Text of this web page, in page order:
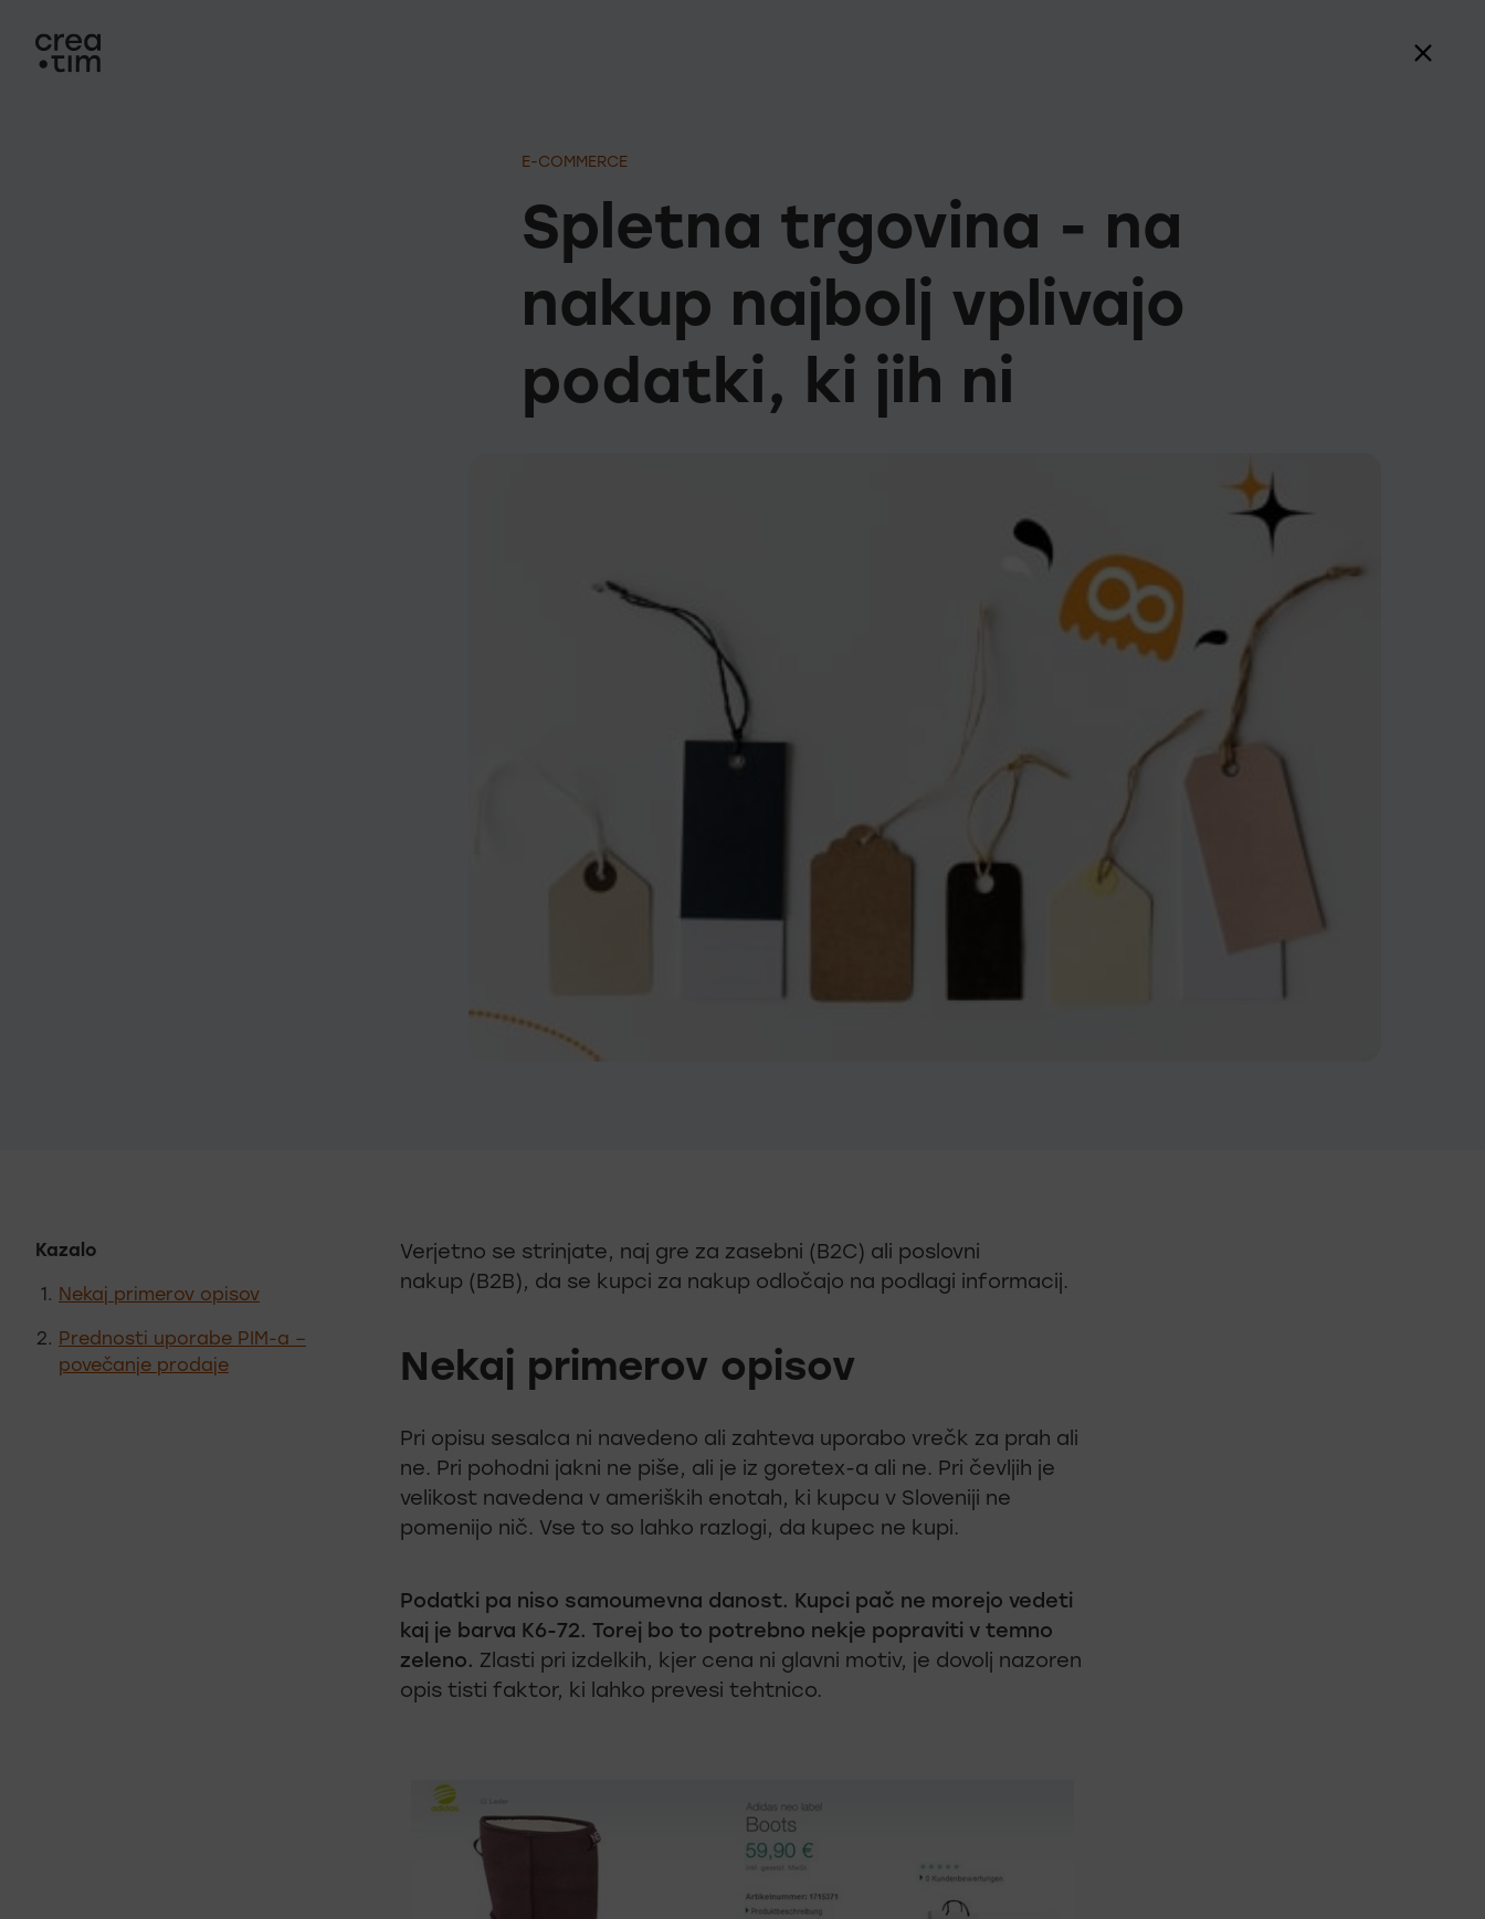
E-COMMERCE
Spletna trgovina - na
nakup najbolj vplivajo
podatki, ki jih ni
Kazalo
Nekaj primerov opisov
Prednosti uporabe PIM-a –
povečanje prodaje
Verjetno se strinjate, naj gre za zasebni (B2C) ali poslovni
nakup (B2B), da se kupci za nakup odločajo na podlagi informacij.
Nekaj primerov opisov
Pri opisu sesalca ni navedeno ali zahteva uporabo vrečk za prah ali
ne. Pri pohodni jakni ne piše, ali je iz goretex-a ali ne. Pri čevljih je
velikost navedena v ameriških enotah, ki kupcu v Sloveniji ne
pomenijo nič. Vse to so lahko razlogi, da kupec ne kupi.
Podatki pa niso samoumevna danost. Kupci pač ne morejo vedeti
kaj je barva K6-72. Torej bo to potrebno nekje popraviti v temno
zeleno. Zlasti pri izdelkih, kjer cena ni glavni motiv, je dovolj nazoren
opis tisti faktor, ki lahko prevesi tehtnico.